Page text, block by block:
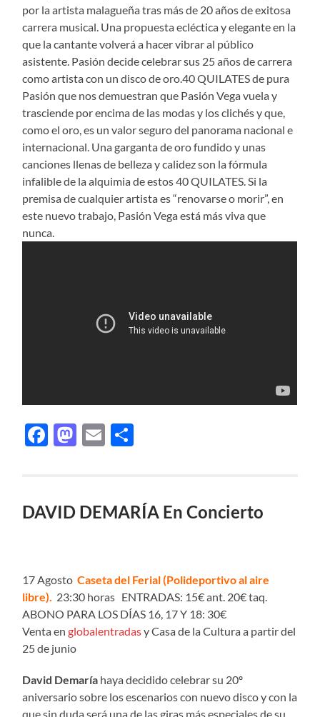
por la artista malagueña tras más de 20 años de exitosa
carrera musical. Una propuesta ecléctica y elegante en la
que la cantante volverá a hacer vibrar al público
asistente. Pasión decide celebrar sus 25 años de carrera
como artista con un disco de oro.40 QUILATES de pura
Pasión que nos demuestran que Pasión Vega vuela y
trasciende por encima de las modas y los clichés y que,
como el oro, es un valor seguro del panorama nacional e
internacional. Una garganta de oro fundido y unas
canciones llenas de belleza y calidez son la fórmula
infalible de la alquimia de estos 40 QUILATES. Si la
premisa de cualquier artista es “renovarse o morir”, en
este nuevo trabajo, Pasión Vega está más viva que
nunca.
Facebook
Mastodon
Email
DAVID DEMARÍA En Concierto
17 AgostoCaseta del Ferial (Polideportivo al aire
libre). 23:30 horas ENTRADAS: 15€ ant. 20€ taq.
ABONO PARA LOS DÍAS 16, 17 Y 18: 30€
Venta englobalentradasy Casa de la Cultura a partir del
25 de junio
David Demaría haya decidido celebrar su 20º
aniversario sobre los escenarios con nuevo disco y con la
que sin duda será una de las giras más especiales de su